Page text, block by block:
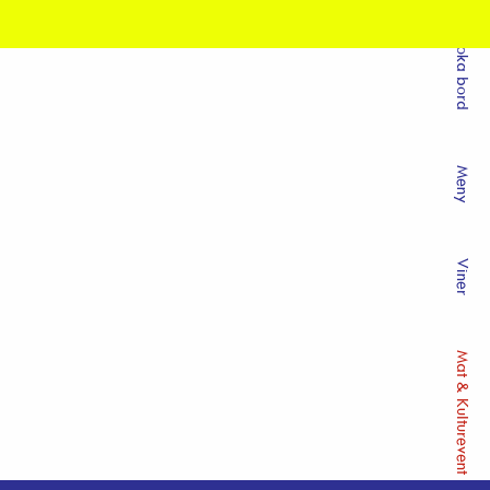
Boka bord
Meny
Viner
Mat & Kulturevent